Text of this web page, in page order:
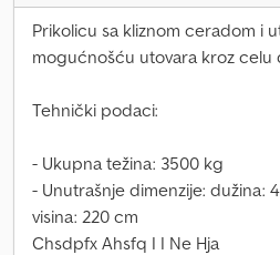
Prikolicu sa kliznom ceradom i
mogućnošću utovara kroz celu
Tehnički podaci:
- Ukupna težina: 3500 kg
- Unutrašnje dimenzije: dužina:
visina: 220 cm
Chsdpfx Ahsfq I I Ne Hja